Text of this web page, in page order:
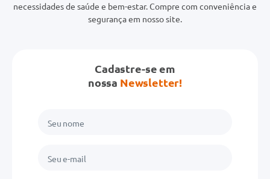
necessidades de saúde e bem-estar. Compre com conveniência e
segurança em nosso site.
Cadastre-se em
nossa Newsletter!